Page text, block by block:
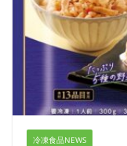
冷凍食品NEWS